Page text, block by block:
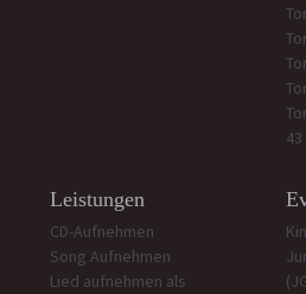
Leistungen
CD-Aufnehmen
Song Aufnehmen
Lied aufnehmen als